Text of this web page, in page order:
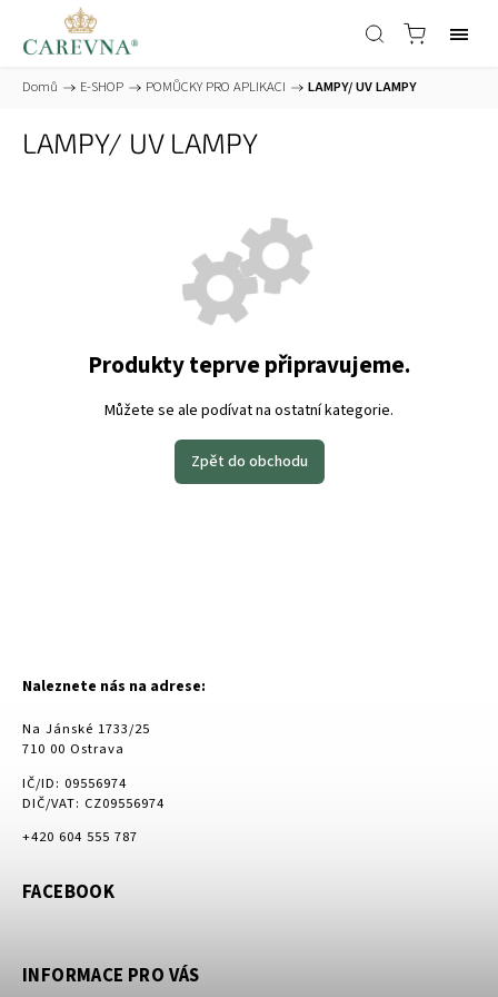
Domů / E-SHOP / POMŮCKY PRO APLIKACI / LAMPY/ UV LAMPY
LAMPY/ UV LAMPY
Produkty teprve připravujeme.
Můžete se ale podívat na ostatní kategorie.
Zpět do obchodu
Naleznete nás na adrese:
Na Jánské 1733/25
710 00 Ostrava
IČ/ID: 09556974
DIČ/VAT: CZ09556974
+420 604 555 787
FACEBOOK
INFORMACE PRO VÁS